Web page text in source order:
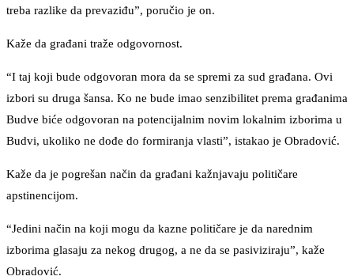
treba razlike da prevaziđu”, poručio je on.
Kaže da građani traže odgovornost.
“I taj koji bude odgovoran mora da se spremi za sud građana. Ovi
izbori su druga šansa. Ko ne bude imao senzibilitet prema građanima
Budve biće odgovoran na potencijalnim novim lokalnim izborima u
Budvi, ukoliko ne dođe do formiranja vlasti”, istakao je Obradović.
Kaže da je pogrešan način da građani kažnjavaju političare
apstinencijom.
“Jedini način na koji mogu da kazne političare je da narednim
izborima glasaju za nekog drugog, a ne da se pasiviziraju”, kaže
Obradović.